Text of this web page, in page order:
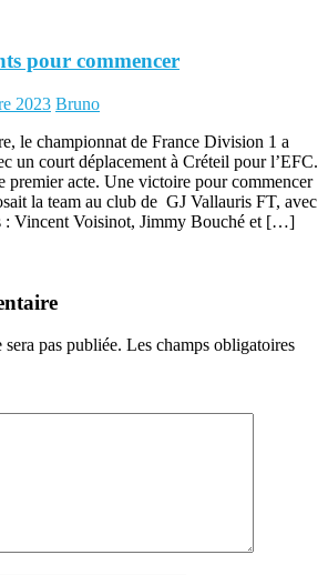
pour commencer
2023 Author
Bruno
le championnat de France Division 1 a
un court déplacement à Créteil pour l’EFC.
premier acte. Une victoire pour commencer
la team au club de GJ Vallauris FT, avec
: Vincent Voisinot, Jimmy Bouché et […]
pas publiée. Les champs obligatoires